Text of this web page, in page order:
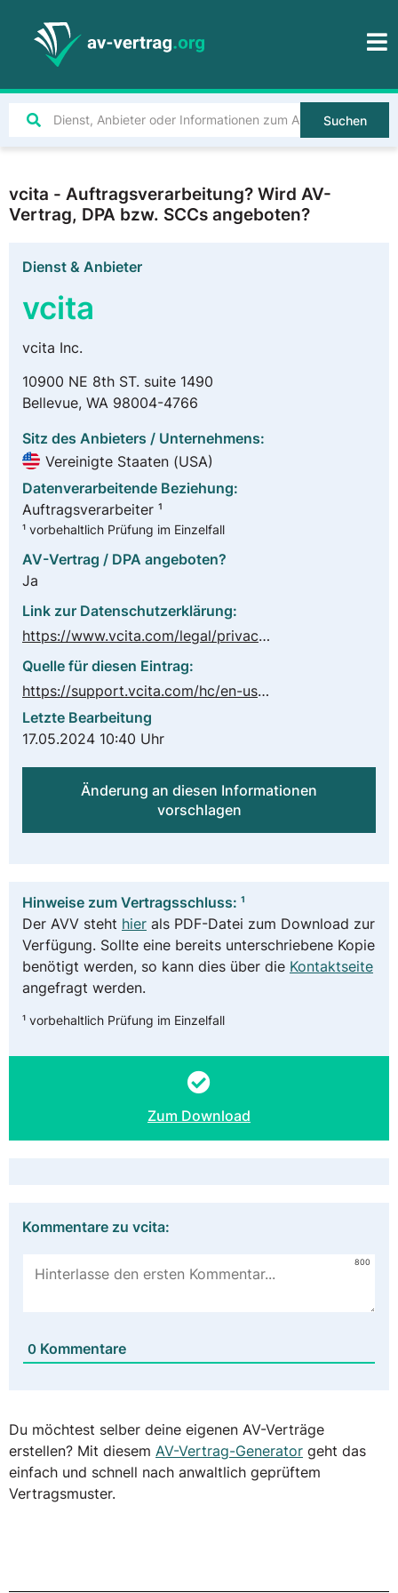
Suchen
vcita - Auftragsverarbeitung? Wird AV-
Vertrag, DPA bzw. SCCs angeboten?
Dienst & Anbieter
vcita
vcita Inc.
10900 NE 8th ST. suite 1490
Bellevue, WA 98004-4766
Sitz des Anbieters / Unternehmens:
Vereinigte Staaten (USA)
Datenverarbeitende Beziehung:
Auftragsverarbeiter ¹
¹ vorbehaltlich Prüfung im Einzelfall
AV-Vertrag / DPA angeboten?
Ja
Link zur Datenschutzerklärung:
https://www.vcita.com/legal/privacy-policy
Quelle für diesen Eintrag:
https://support.vcita.com/hc/en-us/articles/360003748254-vcita-and-the-General-Data-Protection-Regulation-GDPR-
Letzte Bearbeitung
17.05.2024 10:40 Uhr
Änderung an diesen Informationen
vorschlagen
Hinweise zum Vertragsschluss: ¹
Der AVV steht hier als PDF-Datei zum Download zur
Verfügung. Sollte eine bereits unterschriebene Kopie
benötigt werden, so kann dies über die Kontaktseite
angefragt werden.
¹ vorbehaltlich Prüfung im Einzelfall
Zum Download
Kommentare zu vcita:
800
0 Kommentare
Du möchtest selber deine eigenen AV-Verträge
erstellen? Mit diesem AV-Vertrag-Generator geht das
einfach und schnell nach anwaltlich geprüftem
Vertragsmuster.